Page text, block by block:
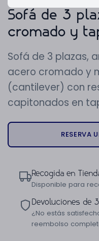
Sofá de 3
cromado y
Sofá de 3 plazas,
acero cromado y
(cantilever) con
capitonados en
RESERVA
Recogida en
Disponible para
Devoluciones de
¿No estás
reembolso